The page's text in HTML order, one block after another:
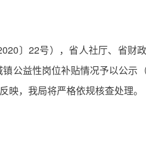
〕22号），省人社厅、省财
公益性岗位补贴情况予以公示
，我局将严格依规核查处理。